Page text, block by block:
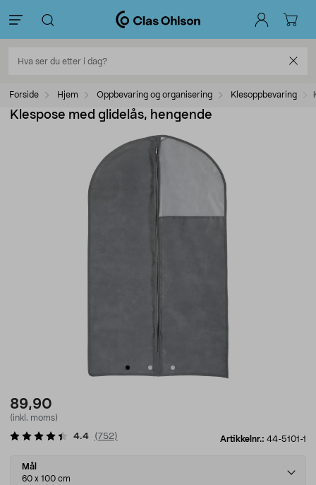
Forside Hjem Oppbevaring og organisering Klesoppbevaring
Klespose med glidelås, hengende
89,90
(inkl. moms)
Artikkelnr.: 44-5101-1
4.4 (752)
Select
variant
Mål
60 x 100 cm